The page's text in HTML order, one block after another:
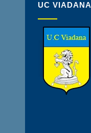
UC VIADANA